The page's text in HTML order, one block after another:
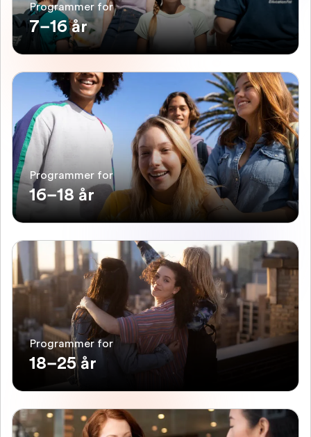
Programmer for
7–16 år
Programmer for
16–18 år
Programmer for
18–25 år